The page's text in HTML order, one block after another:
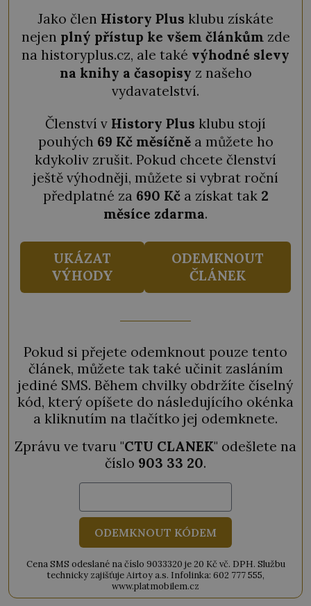
Jako člen History Plus klubu získáte
nejen plný přístup ke všem článkůmzde
na historyplus.cz, ale také výhodné slevy
na knihy a časopisy z našeho
vydavatelství.
Členství v History Plus klubu stojí
pouhých 69 Kč měsíčněa můžete ho
kdykoliv zrušit. Pokud chcete členství
ještě výhodněji, můžete si vybrat roční
předplatné za 690 Kča získat tak 2
měsíce zdarma.
UKÁZAT
VÝHODY
ODEMKNOUT
ČLÁNEK
Pokud si přejete odemknout pouze tento
článek, můžete tak také učinit zasláním
jediné SMS. Během chvilky obdržíte číselný
kód, který opíšete do následujícího okénka
a kliknutím na tlačítko jej odemknete.
Zprávu ve tvaru "CTU CLANEK" odešlete na
číslo 903 33 20.
ODEMKNOUT KÓDEM
Cena SMS odeslané na číslo 9033320 je 20 Kč vč. DPH. Službu
technicky zajišťuje Airtoy a.s. Infolinka: 602 777 555,
www.platmobilem.cz